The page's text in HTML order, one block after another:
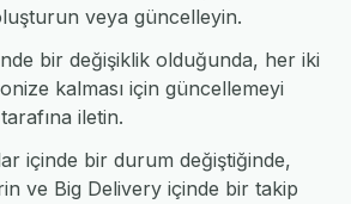
veya güncelleyin.
bir değişiklik olduğunda, her iki
kalması için güncellemeyi
iletin.
içinde bir durum değiştiğinde,
ve Big Delivery içinde bir takip